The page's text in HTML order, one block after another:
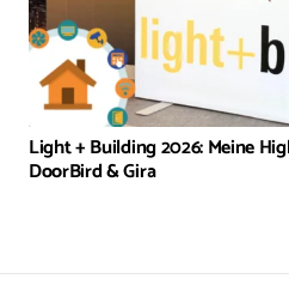
Light + Building 2026: Meine
DoorBird & Gira